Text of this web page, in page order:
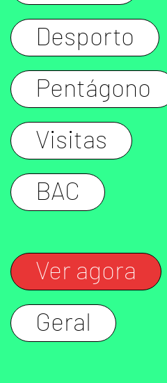
Desporto
Pentágono
Visitas
BAC
Ver agora
Geral